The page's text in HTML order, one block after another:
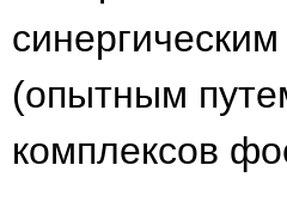
(опытным
комплексов